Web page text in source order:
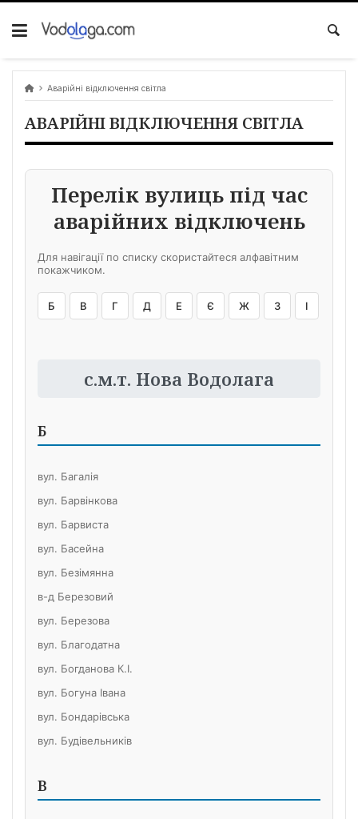
Skip
content
Аварійні відключення світла
АВАРІЙНІ ВІДКЛЮЧЕННЯ СВІТЛА
Перелік вулиць під час
аварійних відключень
Для навігації по списку скористайтеся алфавітним
покажчиком.
Б В Г Д Е Є Ж З І
с.м.т. Нова Водолага
Б
вул. Багалія
вул. Барвінкова
вул. Барвиста
вул. Басейна
вул. Безімянна
в-д Березовий
вул. Березова
вул. Благодатна
вул. Богданова К.І.
вул. Богуна Івана
вул. Бондарівська
вул. Будівельників
В